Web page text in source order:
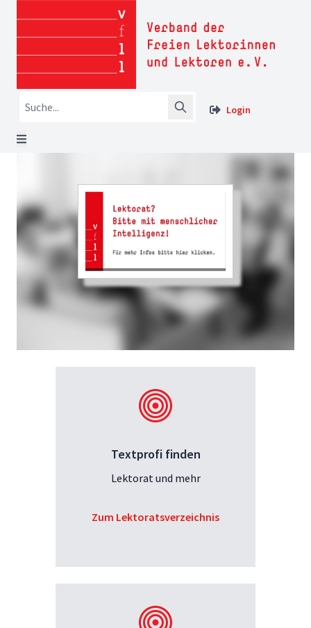
Login
Textprofi finden
Lektorat und mehr
Zum Lektoratsverzeichnis